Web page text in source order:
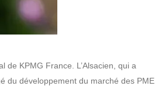
KPMG France. L’Alsacien, qui a
du développement du marché des PME